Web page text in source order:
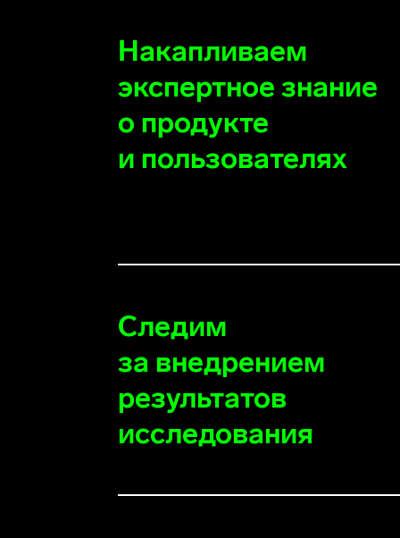
Накапливаем
экспертное знание
о продукте
и пользователях
Следим
за внедрением
результатов
исследования